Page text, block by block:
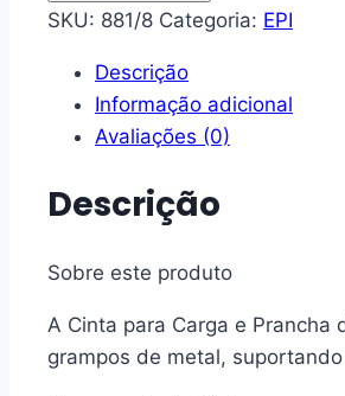
SKU: 881/8 Categoria: EPI
Descrição
Informação adicional
Avaliações (0)
Descrição
Sobre este produto
A Cinta para Carga e
grampos de metal,